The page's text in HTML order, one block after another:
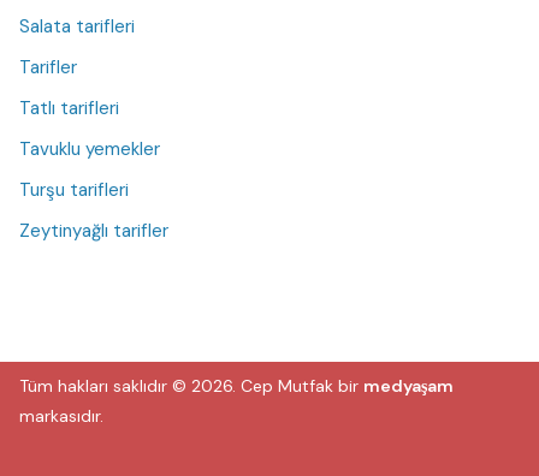
Salata tarifleri
Tarifler
Tatlı tarifleri
Tavuklu yemekler
Turşu tarifleri
Zeytinyağlı tarifler
Tüm hakları saklıdır © 2026. Cep Mutfak bir medyaşam
markasıdır.